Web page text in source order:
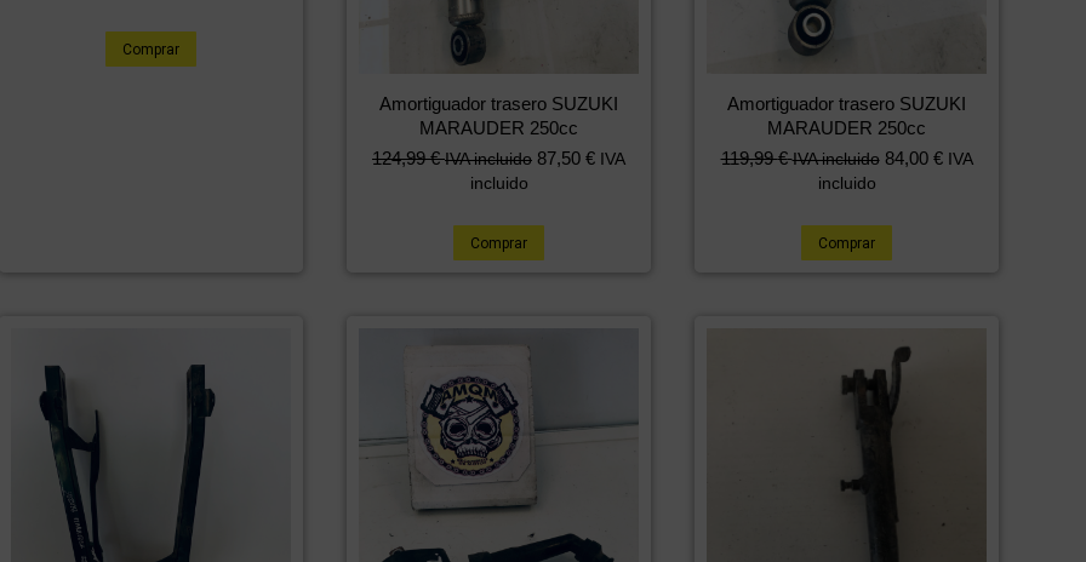
Comprar
Amortiguador trasero SUZUKI
MARAUDER 250cc
124,99€ IVA incluido 87,50 € IVA
incluido
Comprar
Amortiguador trasero SUZUKI
MARAUDER 250cc
119,99€ IVA incluido 84,00 € IVA
incluido
Comprar